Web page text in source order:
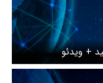
+ ویدئو